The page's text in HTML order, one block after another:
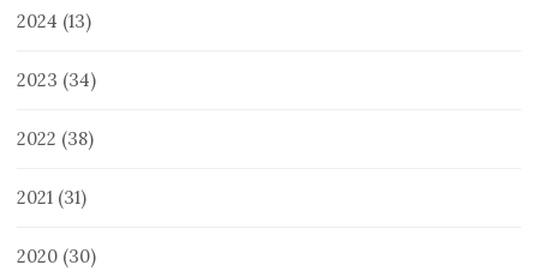
2024 (13)
2023 (34)
2022 (38)
2021 (31)
2020 (30)